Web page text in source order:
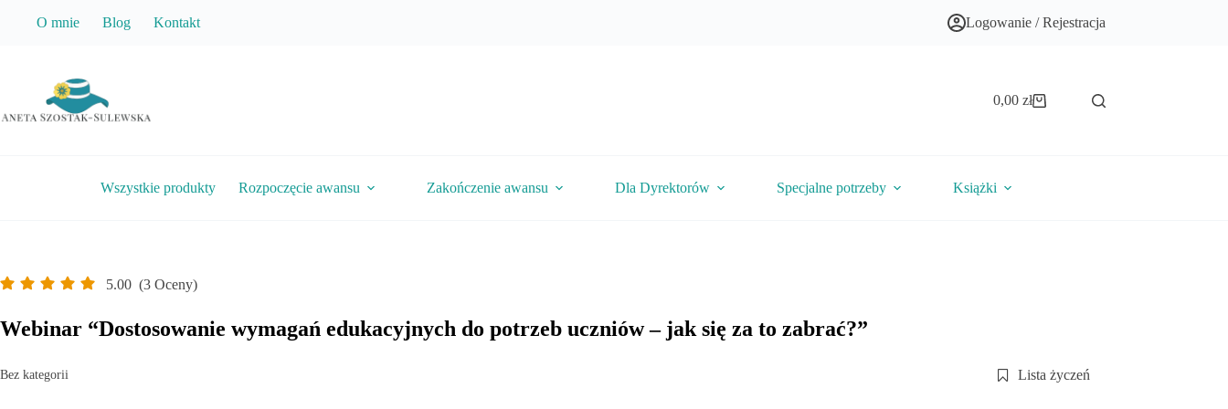
O mnie Blog Kontakt Logowanie / Rejestracja
Koszyk
0,00 zł
Wszystkie produkty Rozpoczęcie awansu Zakończenie awansu Dla Dyrektorów Specjalne potrzeby Książki
5.00 (3 Oceny)
Webinar “Dostosowanie wymagań edukacyjnych do potrzeb uczniów – jak się za to zabrać?”
Bez kategorii Lista życzeń